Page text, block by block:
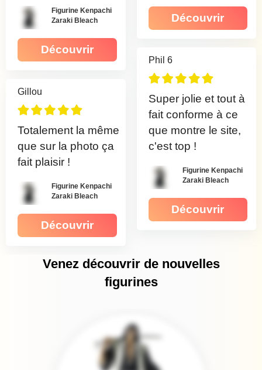
Figurine Kenpachi
Zaraki Bleach
Découvrir
Gillou
Totalement la même
que sur la photo ça
fait plaisir !
Figurine Kenpachi
Zaraki Bleach
Découvrir
Découvrir
Phil 6
Super jolie et tout à
fait conforme à ce
que montre le site,
c'est top !
Figurine Kenpachi
Zaraki Bleach
Découvrir
Venez découvrir de nouvelles
figurines